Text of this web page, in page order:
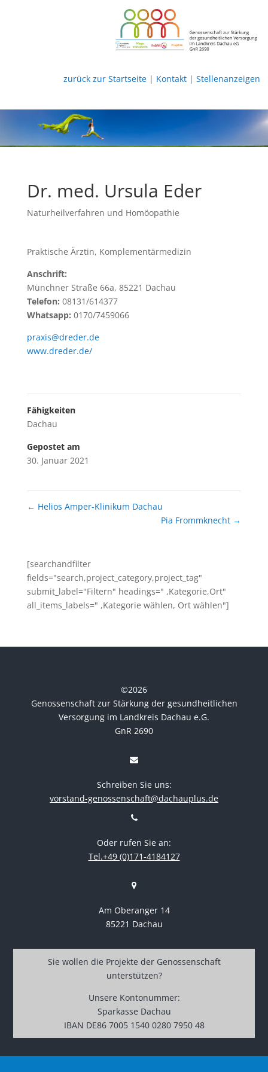
zurück zur Startseite| Kontakt| Stellenanzeigen
Dr. med. Ursula Eder
Naturheilverfahren und Homöopathie
Praktische Ärztin, Komplementärmedizin
Anschrift:
Münchner Straße 66a, 85221 Dachau
Telefon: 08131/614377
Whatsapp: 0170/7459066
praxis@dreder.de
www.dreder.de/
Fähigkeiten
Dachau
Gepostet am
30. Januar 2021
← Helios Amper-Klinikum Dachau
Pia Frommknecht →
[searchandfilter
fields="search,project_category,project_tag"
submit_label="Filtern" headings=" ,Kategorie,Ort"
all_items_labels=" ,Kategorie wählen, Ort wählen"]
©2026
Genossenschaft zur Stärkung der gesundheitlichen
Versorgung im Landkreis Dachau e.G.
GnR 2690
Schreiben Sie uns:
vorstand-genossenschaft@dachauplus.de
Oder rufen Sie an:
Tel.+49 (0)171-4184127
Am Oberanger 14
85221 Dachau
Sie wollen die Projekte der Genossenschaft
unterstützen?
Unsere Kontonummer:
Sparkasse Dachau
IBAN DE86 7005 1540 0280 7950 48